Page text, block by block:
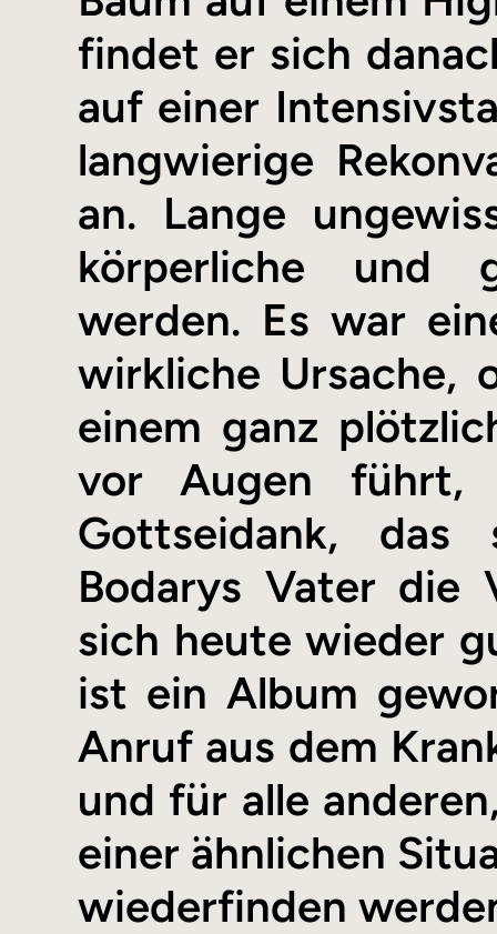
findet er sich
auf einer
langwierige
an. Lange
körperliche und
werden. Es war
wirkliche Ursache,
einem ganz
vor Augen führt,
Gottseidank, das
Bodarys Vater die
sich heute wieder
ist ein Album
Anruf aus dem
und für alle
einer ähnlichen
wiederfinden